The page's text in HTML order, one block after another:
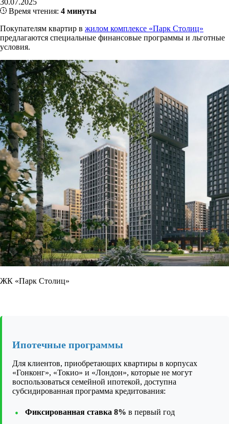
Время чтения: 4 минуты
Покупателям квартир в жилом комплексе «Парк Столиц»
предлагаются специальные финансовые программы и льготные
условия.
ЖК «Парк Столиц»
Ипотечные программы
Для клиентов, приобретающих квартиры в корпусах
«Гонконг», «Токио» и «Лондон», которые не могут
воспользоваться семейной ипотекой, доступна
субсидированная программа кредитования:
Фиксированная ставка 8% в первый год